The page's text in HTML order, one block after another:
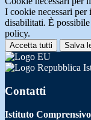
I cookie necessari per
disabilitati. È
policy.
Accetta tutti Salva
Contatti
Istituto